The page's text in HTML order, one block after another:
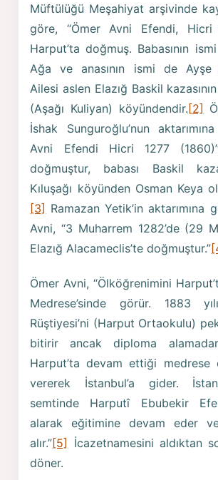
Müftülüğü Meşahiyat arşivinde
göre, “Ömer Avni Efendi, Hicri
Harput’ta doğmuş. Babasının
Ağa ve anasının ismi de Ayşe
Ailesi aslen Elazığ Baskil
(Aşağı Kuliyan) köyündendir.[2]
İshak Sunguroğlu’nun
Avni Efendi Hicri 1277
doğmuştur, babası Baskil
Kıluşağı köyünden Osman Keya
[3] Ramazan Yetik’in aktarımına
Avni, “3 Muharrem 1282’de (29
Elazığ Alacameclis’te doğmuştur.”
Ömer Avni, “Ölköğrenimini
Medrese’sinde görür. 1883
Rüştiyesi’ni (Harput Ortaokulu)
bitirir ancak diploma
Harput’ta devam ettiği medrese
vererek İstanbul’a gider.
semtinde Harputî Ebubekir
alarak eğitimine devam eder ve
alır.”[5]
İcazetnamesini aldıktan
döner.